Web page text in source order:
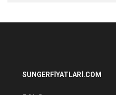
SUNGERFIYATLARI.COM